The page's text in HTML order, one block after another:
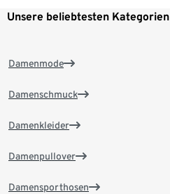
Unsere beliebtesten Kategorien
Damenmode
Damenschmuck
Damenkleider
Damenpullover
Damensporthosen